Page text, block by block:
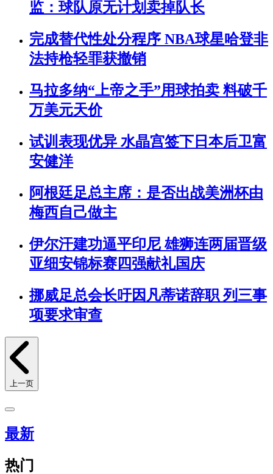
监：球队原无计划卖掉队长
完成替代性处分程序 NBA球星哈登非
法持枪轻罪获撤销
马拉多纳“上帝之手”用球拍卖 料破千
万美元天价
试训表现优异 水晶宫签下日本后卫富
安健洋
阿根廷足总主席：是否出战美洲杯由
梅西自己做主
伊尔汗建功逼平印尼 雄狮连两届晋级
亚细安锦标赛四强献礼国庆
挪威足总会长吁因凡蒂诺辞职 列三事
项要求审查
上一页
最新
热门